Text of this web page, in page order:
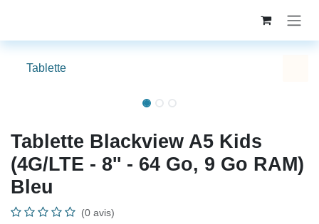
Tablette
Tablette Blackview A5 Kids
(4G/LTE - 8'' - 64 Go, 9 Go RAM)
Bleu
(0 avis)